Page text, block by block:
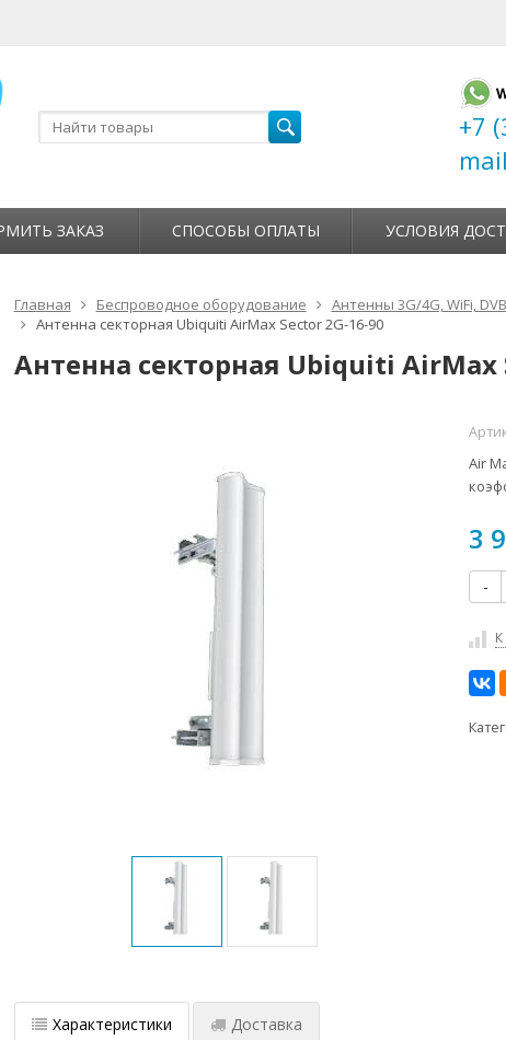
+7
ЗАКАЗ СПОСОБЫ ОПЛАТЫ УСЛОВИЯ
Главная Беспроводное оборудование Антенны 3G/4G, WiFi,
Антенна секторная Ubiquiti AirMax Sector 2G-16-90
Антенна секторная Ubiquiti AirMax
Air
3
-
Характеристики Доставка